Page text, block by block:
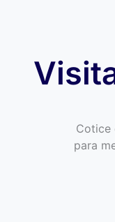
Cotice
para